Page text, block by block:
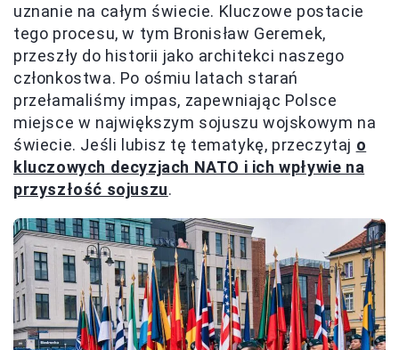
uznanie na całym świecie. Kluczowe postacie
tego procesu, w tym Bronisław Geremek,
przeszły do historii jako architekci naszego
członkostwa. Po ośmiu latach starań
przełamaliśmy impas, zapewniając Polsce
miejsce w największym sojuszu wojskowym na
świecie. Jeśli lubisz tę tematykę, przeczytaj o
kluczowych decyzjach NATO i ich wpływie na
przyszłość sojuszu.